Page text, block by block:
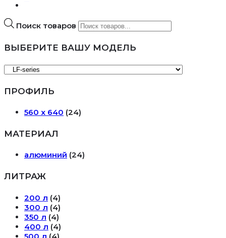
Поиск товаров
ВЫБЕРИТЕ ВАШУ МОДЕЛЬ
ПРОФИЛЬ
560 х 640 (24)
МАТЕРИАЛ
алюминий (24)
ЛИТРАЖ
200 л (4)
300 л (4)
350 л (4)
400 л (4)
500 л (4)